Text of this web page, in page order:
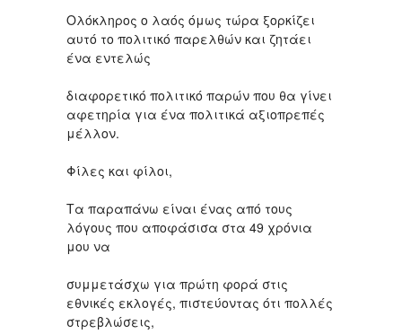
Ολόκληρος ο λαός όμως τώρα ξορκίζει
αυτό το πολιτικό παρελθών και ζητάει
ένα εντελώς
διαφορετικό πολιτικό παρών που θα γίνει
αφετηρία για ένα πολιτικά αξιοπρεπές
μέλλον.
Φίλες και φίλοι,
Τα παραπάνω είναι ένας από τους
λόγους που αποφάσισα στα 49 χρόνια
μου να
συμμετάσχω για πρώτη φορά στις
εθνικές εκλογές, πιστεύοντας ότι πολλές
στρεβλώσεις,